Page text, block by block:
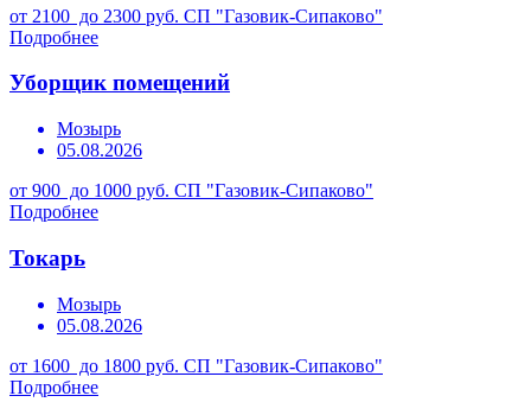
от 2100 до 2300 руб. СП "Газовик-Сипаково"
Подробнее
Уборщик помещений
Мозырь
05.08.2026
от 900 до 1000 руб. СП "Газовик-Сипаково"
Подробнее
Токарь
Мозырь
05.08.2026
от 1600 до 1800 руб. СП "Газовик-Сипаково"
Подробнее